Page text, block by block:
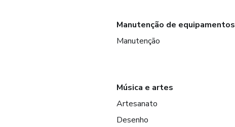
Manutenção de equipamentos
Manutenção
Música e artes
Artesanato
Desenho